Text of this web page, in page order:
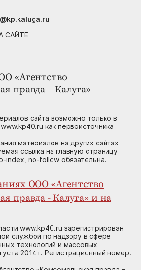
«Агентство
правда – Калуга»
сайта возможно только в
как первоисточника
материалов на других сайтах
ссылка на главную страницу
index, no-follow обязательна.
ООО «Агентство
правда - Калуга» и на
www.kp40.ru зарегистрирован
службой по надзору в сфере
технологий и массовых
2014 г. Регистрационный номер:
САЙТЕ